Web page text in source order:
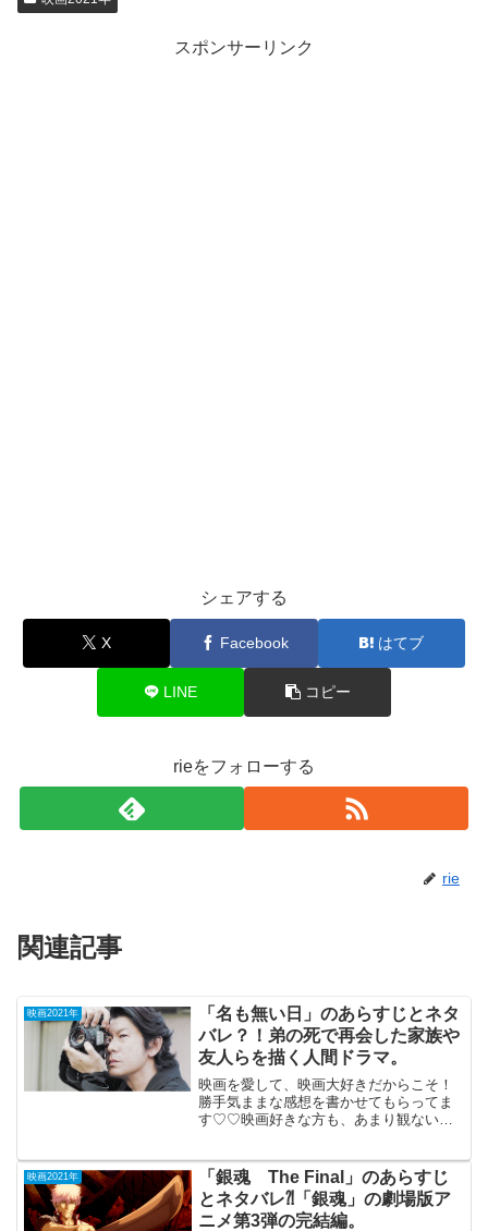
スポンサーリンク
シェアする
X Facebook はてブ
LINE コピー
rieをフォローする
rie
関連記事
映画2021年
「名も無い日」のあらすじとネタ
バレ？！弟の死で再会した家族や
友人らを描く人間ドラマ。
映画を愛して、映画大好きだからこそ！
勝手気ままな感想を書かせてもらってま
す♡♡映画好きな方も、あまり観ない方
会した家族や友人らを描く人間ドラマ。
名古屋市...
映画2021年
「銀魂 The Final」のあらすじ
とネタバレ⁈「銀魂」の劇場版ア
ニメ第3弾の完結編。